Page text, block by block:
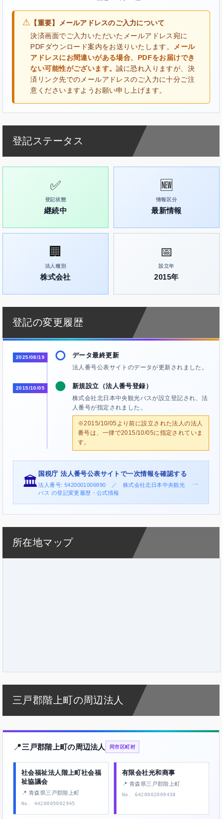
⚠ 【重要】メールアドレスのご入力について
決済画面でご入力いただいたメールアドレス宛に
PDFダウンロード案内をお送りいたします。
メール
アドレスにお間違いがある場合、PDFをお届けでき
ない可能性がございます。誠に恐れ入りますが、決
済リンク先でのメールアドレスのご入力に十分ご注
意くださいますようお願い申し上げます。
登記ステータス
✅
登記状態
継続中
🆕
情報区分
最新情報
🏢
法人種別
株式会社
📅
設立年
2015年
登記の変更履歴
2025/08/19 データ最終更新
法人番号公表サイトのデータが更新されました。
2015/10/05 新規設立（法人番号登録）
株式会社北日本中央観光バスが設立登記され、法
人番号が指定されました。
※2015/10/05より前に設立された法人の法人
番号は、一律で2015/10/05に指定されていま
す。
🏛️
国税庁 法人番号公表サイトで一次情報を確認する
法人番号: 5420001006890 ／ 株式会社北日本中央観光
バス の登記変更履歴・公式情報
→
所在地マップ
三戸郡階上町の周辺法人
📍三戸郡階上町の周辺法人 同市区町村
社会福祉法人階上町社会福
祉協議会
📍 青森県三戸郡階上町
No. 4420005002945
有限会社光和商事
📍 青森県三戸郡階上町
No. 6420002009438